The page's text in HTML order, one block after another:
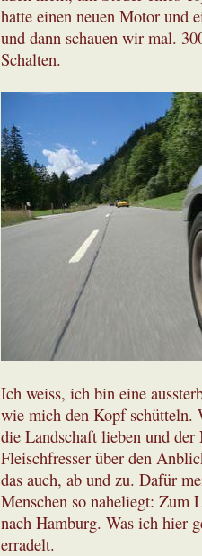
hatte einen neuen Motor und
und dann schauen wir mal.
Schalten.
Ich weiss, ich bin eine
wie mich den Kopf schütteln.
die Landschaft lieben und
Fleischfresser über den
das auch, ab und zu. Dafür
Menschen so naheliegt: Zum
nach Hamburg. Was ich hier
erradelt.